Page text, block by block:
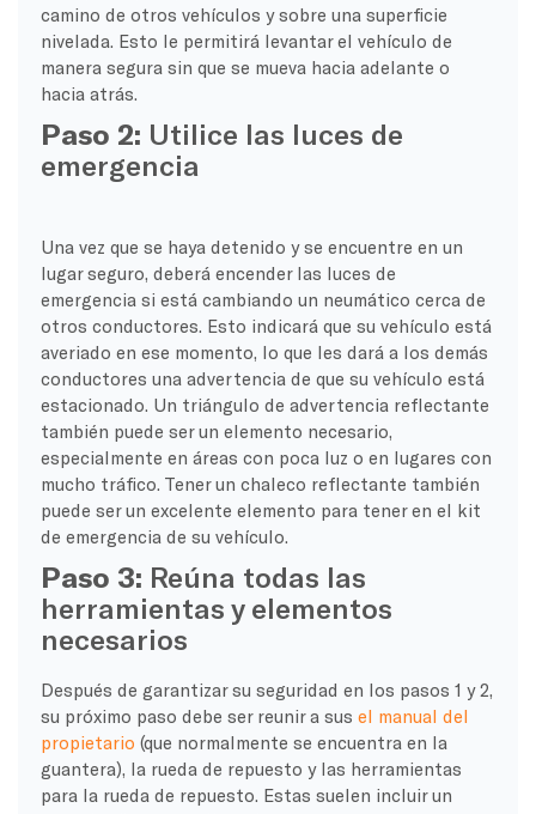
camino de otros vehículos y sobre una superficie
nivelada. Esto le permitirá levantar el vehículo de
manera segura sin que se mueva hacia adelante o
hacia atrás.
Paso 2: Utilice las luces de
emergencia
Una vez que se haya detenido y se encuentre en un
lugar seguro, deberá encender las luces de
emergencia si está cambiando un neumático cerca de
otros conductores. Esto indicará que su vehículo está
averiado en ese momento, lo que les dará a los demás
conductores una advertencia de que su vehículo está
estacionado. Un triángulo de advertencia reflectante
también puede ser un elemento necesario,
especialmente en áreas con poca luz o en lugares con
mucho tráfico. Tener un chaleco reflectante también
puede ser un excelente elemento para tener en el kit
de emergencia de su vehículo.
Paso 3: Reúna todas las
herramientas y elementos
necesarios
Después de garantizar su seguridad en los pasos 1 y 2,
su próximo paso debe ser reunir a sus el manual del
propietario (que normalmente se encuentra en la
guantera), la rueda de repuesto y las herramientas
para la rueda de repuesto. Estas suelen incluir un